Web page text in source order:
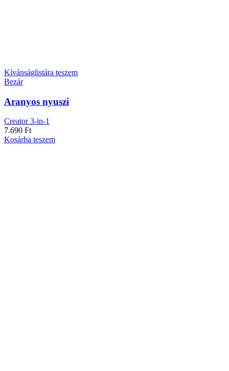
Kívánságlistára teszem
Bezár
Aranyos nyuszi
Creator 3-in-1
7.690 Ft
Kosárba teszem